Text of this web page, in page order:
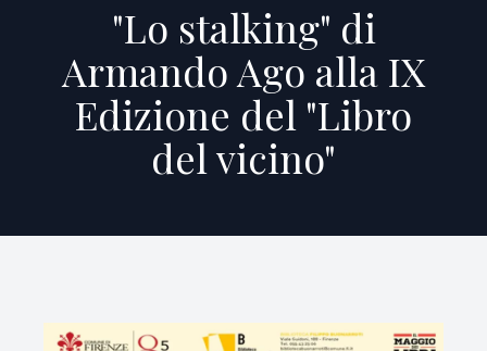
"Lo stalking" di
Armando Ago alla IX
Edizione del "Libro
del vicino"